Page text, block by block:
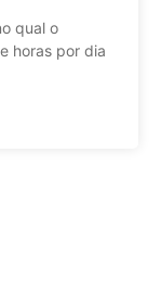
qual o
horas por dia